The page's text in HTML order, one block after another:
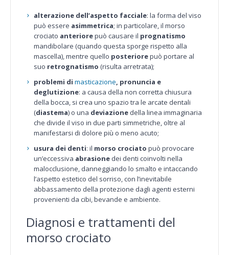
alterazione dell’aspetto facciale: la forma del viso
può essere asimmetrica; in particolare, il morso
crociato anteriorepuò causare il prognatismo
mandibolare (quando questa sporge rispetto alla
mascella), mentre quello posteriorepuò portare al
suo retrognatismo (risulta arretrata);
problemi di masticazione, pronuncia e
deglutizione: a causa della non corretta chiusura
della bocca, si crea uno spazio tra le arcate dentali
(diastema) o una deviazione della linea immaginaria
che divide il viso in due parti simmetriche, oltre al
manifestarsi di dolore più o meno acuto;
usura dei denti: il morso crociato può provocare
un’eccessiva abrasione dei denti coinvolti nella
malocclusione, danneggiando lo smalto e intaccando
l’aspetto estetico del sorriso, con l’inevitabile
abbassamento della protezione dagli agenti esterni
provenienti da cibi, bevande e ambiente.
Diagnosi e trattamenti del
morso crociato